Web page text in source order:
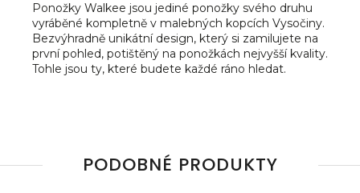
Ponožky Walkee jsou jediné ponožky svého druhu
vyráběné kompletně v malebných kopcích Vysočiny.
Bezvýhradně unikátní design, který si zamilujete na
první pohled, potištěný na ponožkách nejvyšší kvality.
Tohle jsou ty, které budete každé ráno hledat.
PODOBNÉ PRODUKTY